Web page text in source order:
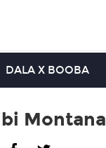
DALA X BOOBA
Montana